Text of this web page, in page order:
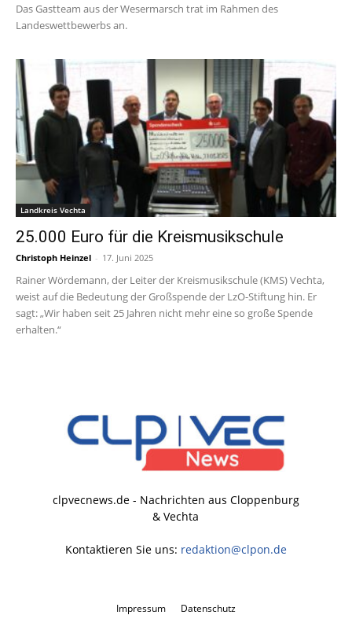
Das Gastteam aus der Wesermarsch trat im Rahmen des
Landeswettbewerbs an.
Landkreis Vechta
25.000 Euro für die Kreismusikschule
Christoph Heinzel - 17. Juni 2025
Rainer Wördemann, der Leiter der Kreismusikschule (KMS) Vechta,
weist auf die Bedeutung der Großspende der LzO-Stiftung hin. Er
sagt: „Wir haben seit 25 Jahren nicht mehr eine so große Spende
erhalten.“
clpvecnews.de - Nachrichten aus Cloppenburg
& Vechta
Kontaktieren Sie uns: redaktion@clpon.de
Impressum Datenschutz